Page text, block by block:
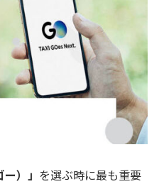
ー）」 を選ぶ時に最も重要